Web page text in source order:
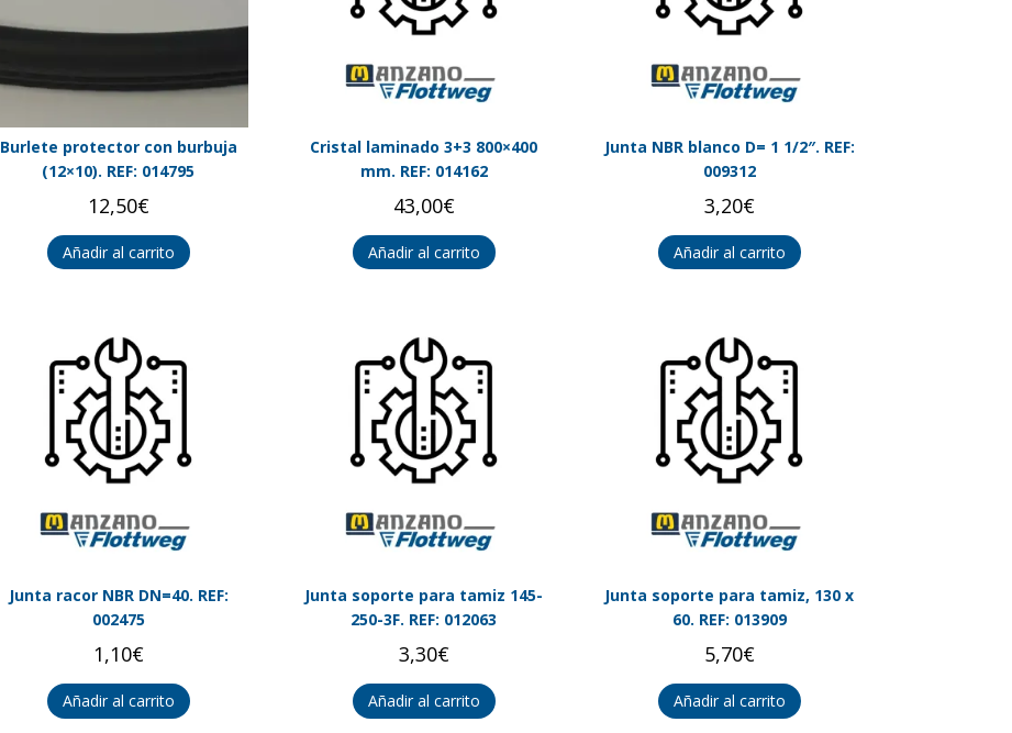
Burlete protector con burbuja
(12×10). REF: 014795
12,50€
Añadir al carrito
Cristal laminado 3+3 800×400
mm. REF: 014162
43,00€
Añadir al carrito
Junta NBR blanco D= 1 1/2″. REF:
009312
3,20€
Añadir al carrito
Junta racor NBR DN=40. REF:
002475
1,10€
Añadir al carrito
Junta soporte para tamiz 145-
250-3F. REF: 012063
3,30€
Añadir al carrito
Junta soporte para tamiz, 130 x
60. REF: 013909
5,70€
Añadir al carrito